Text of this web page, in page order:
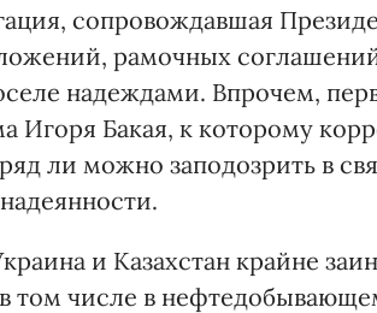
сопровождавшая
рамочных
надеждами. Впрочем,
Игоря Бакая, к которому
ли можно заподозрить в
и Казахстан крайне
том числе в